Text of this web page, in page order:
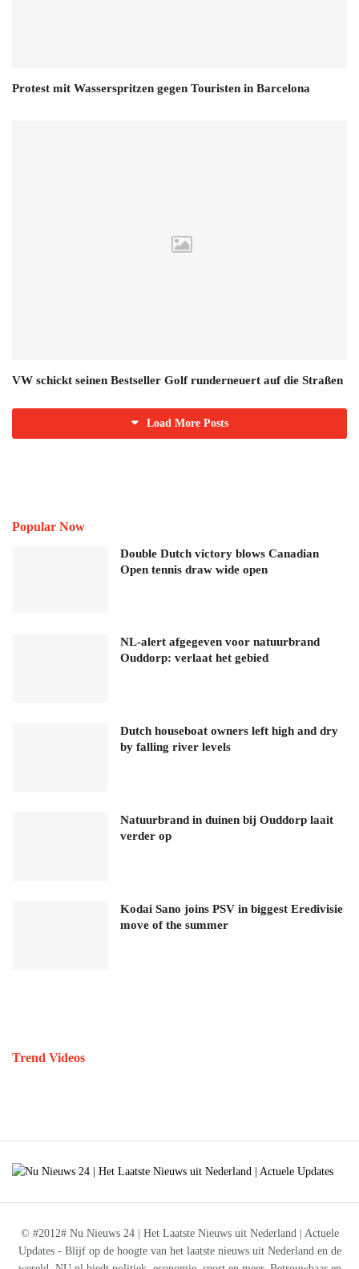
Protest mit Wasserspritzen gegen Touristen in Barcelona
VW schickt seinen Bestseller Golf runderneuert auf die Straßen
Load More Posts
Popular Now
Double Dutch victory blows Canadian
Open tennis draw wide open
NL-alert afgegeven voor natuurbrand
Ouddorp: verlaat het gebied
Dutch houseboat owners left high and dry
by falling river levels
Natuurbrand in duinen bij Ouddorp laait
verder op
Kodai Sano joins PSV in biggest Eredivisie
move of the summer
Trend Videos
© #2012# Nu Nieuws 24 | Het Laatste Nieuws uit Nederland | Actuele
Updates - Blijf op de hoogte van het laatste nieuws uit Nederland en de